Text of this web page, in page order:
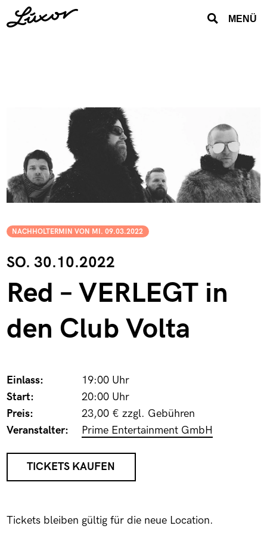
MENÜ
SO. 30.10.2022
NACHHOLTERMIN VON MI. 09.03.2022
Red – VERLEGT in
den Club Volta
Einlass:
19:00 Uhr
Start:
20:00 Uhr
Preis:
23,00 € zzgl. Gebühren
Veranstalter:
Prime Entertainment GmbH
TICKETS KAUFEN
Tickets bleiben gültig für die neue Location.